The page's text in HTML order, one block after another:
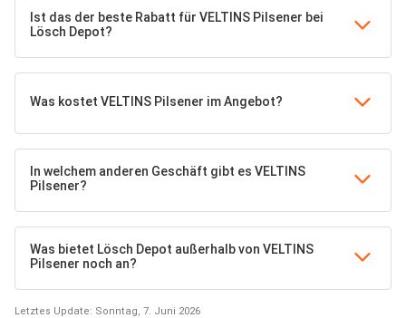
Ist das der beste Rabatt für VELTINS Pilsener bei
Lösch Depot?
Was kostet VELTINS Pilsener im Angebot?
In welchem anderen Geschäft gibt es VELTINS
Pilsener?
Was bietet Lösch Depot außerhalb von VELTINS
Pilsener noch an?
Letztes Update: Sonntag, 7. Juni 2026